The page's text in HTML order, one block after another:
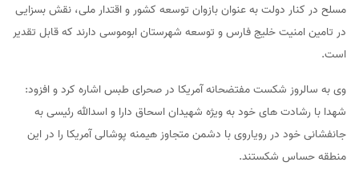
مسلح در کنار دولت به عنوان بازوان توسعه کشور و اقتدار ملی، نقش بسزایی
در تامین امنیت خلیج فارس و توسعه شهرستان ابوموسی دارند که قابل تقدیر
است.
وی به سالروز شکست مفتضحانه آمریکا در صحرای طبس اشاره کرد و افزود:
شهدا با رشادت های خود به ویژه شهیدان اسحاق دارا و اسدالله رئیسی به
جانفشانی خود در رویاروی با دشمن متجاوز هیمنه پوشالی آمریکا را در این
منطقه حساس شکستند.